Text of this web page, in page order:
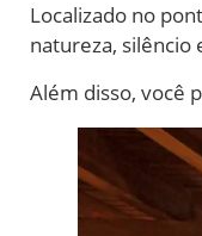
Localizado no
natureza, silêncio
Além disso, você